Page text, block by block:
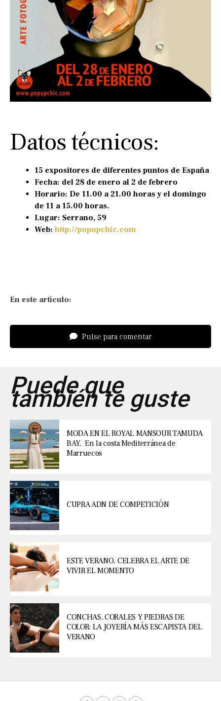
Datos técnicos:
15 expositores de diferentes puntos de España
Fecha: del 28 de enero al 2 de febrero
Horario: De 11.00 a 21.00 horas y el domingo
de 11 a 15.00 horas.
Lugar: Serrano, 59
Web: http://popupchic.com
En este artículo:
Pulse para comentar
Puede que
también te guste
MODA EN EL ROYAL MANSOUR TAMUDA
BAY. En la costa Mediterránea de
Marruecos
CUPRA ADN DE COMPETICIÓN
ESTE VERANO, CELEBRA EL ARTE DE
VIVIR EL MOMENTO
CONCHAS, CORALES Y PIEDRAS DE
COLOR: LA JOYERÍA MÁS ESCAPISTA DEL
VERANO